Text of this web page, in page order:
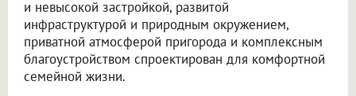
и невысокой застройкой, развитой
инфраструктурой и природным окружением,
приватной атмосферой пригорода и комплексным
благоустройством спроектирован для комфортной
семейной жизни.